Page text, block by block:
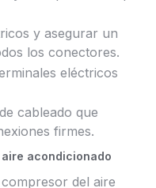
y asegurar un
los conectores.
eléctricos
cableado que
firmes.
aire acondicionado
del aire